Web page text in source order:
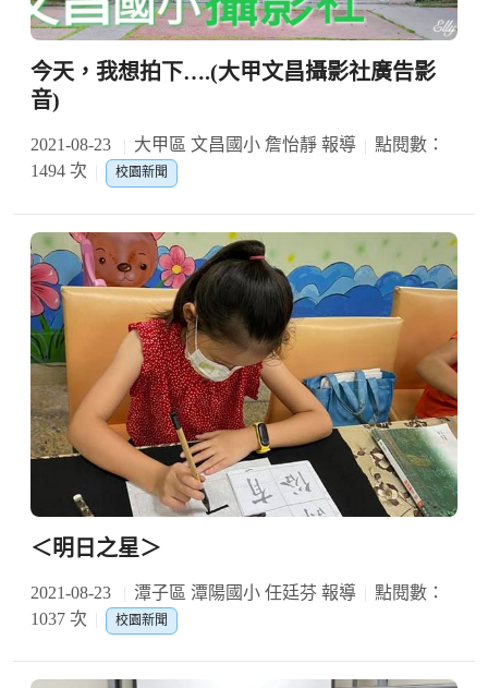
今天，我想拍下….(大甲文昌攝影社廣告影
音)
2021-08-23 大甲區 文昌國小 詹怡靜 報導
點閱數：
1494 次
校園新聞
＜明日之星＞
2021-08-23 潭子區 潭陽國小 任廷芬 報導
點閱數：
1037 次
校園新聞